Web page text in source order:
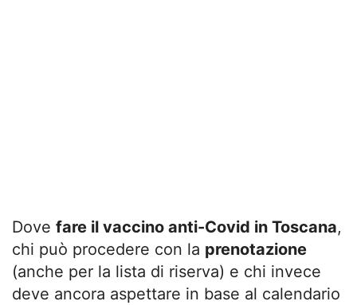
Dove fare il vaccino anti-Covid in Toscana,
chi può procedere con la prenotazione
(anche per la lista di riserva) e chi invece
deve ancora aspettare in base al calendario